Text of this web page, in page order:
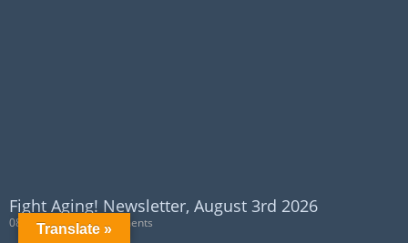
Fight Aging! Newsletter, August 3rd 2026
08/02/2026 No Comments
Translate »